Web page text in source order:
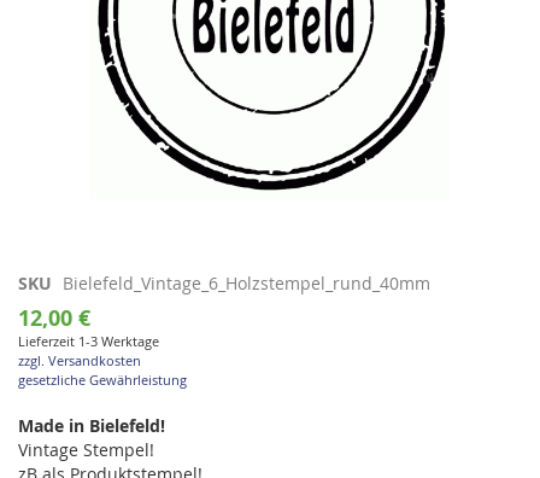
Zum
Anfang
der
Bildgalerie
springen
SKU Bielefeld_Vintage_6_Holzstempel_rund_40mm
12,00 €
Lieferzeit 1-3 Werktage
zzgl. Versandkosten
gesetzliche Gewährleistung
Made in Bielefeld!
Vintage Stempel!